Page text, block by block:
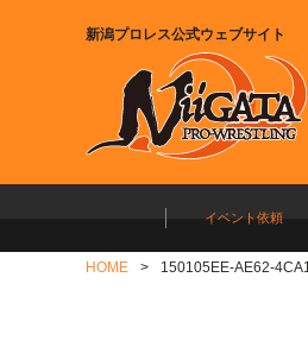
新潟プロレス公式ウェブサイト
イベント依頼
HOME 150105EE-AE62-